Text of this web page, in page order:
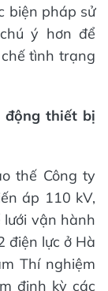
biện pháp sử
ý hơn để
tình trạng
động thiết bị
thế Công ty
áp 110 kV,
vận hành
điện lực ở Hà
Thí nghiệm
định kỳ các